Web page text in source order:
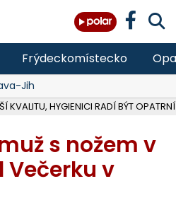
Frýdeckomístecko
Jih
KVALITU, HYGIENICI RADÍ BÝT OPATRNÍ
s nožem v
Večerku v